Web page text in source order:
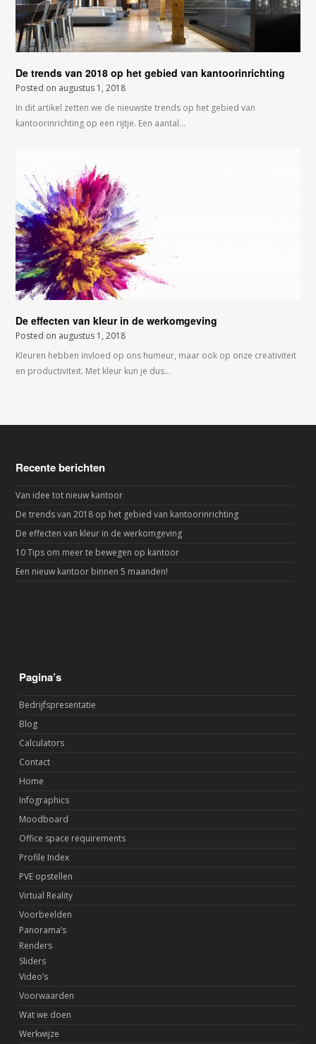
De trends van 2018 op het gebied van kantoorinrichting
Posted on augustus 1, 2018
In dit artikel zetten we de nieuwste trends op het gebied van
kantoorinrichting op een rijtje. Een aantal…
De effecten van kleur in de werkomgeving
Posted on augustus 1, 2018
Kleuren hebben invloed op ons humeur, maar ook op onze creativiteit
en productiviteit. Met kleur kun je dus…
Recente berichten
Van idee tot nieuw kantoor
De trends van 2018 op het gebied van kantoorinrichting
De effecten van kleur in de werkomgeving
10 Tips om meer te bewegen op kantoor
Een nieuw kantoor binnen 5 maanden!
Pagina’s
Bedrijfspresentatie
Blog
Calculators
Contact
Home
Infographics
Moodboard
Office space requirements
Profile Index
PVE opstellen
Virtual Reality
Voorbeelden
Panorama’s
Renders
Sliders
Video’s
Voorwaarden
Wat we doen
Werkwijze